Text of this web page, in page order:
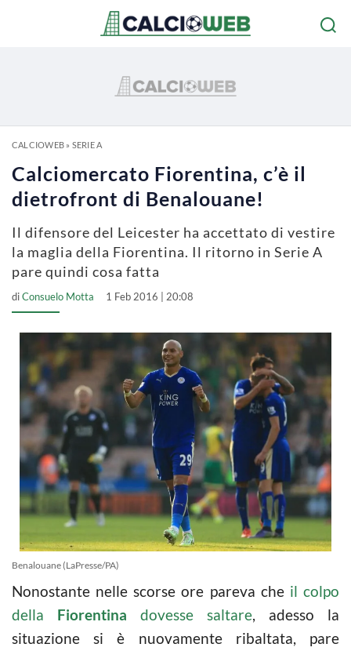
CALCIOWEB» SERIE A
Calciomercato Fiorentina, c’è il
dietrofront di Benalouane!
Il difensore del Leicester ha accettato di vestire
la maglia della Fiorentina. Il ritorno in Serie A
pare quindi cosa fatta
diConsuelo Motta 1 Feb 2016 | 20:08
Benalouane (LaPresse/PA)
Nonostante nelle scorse ore pareva che il colpo
della Fiorentina dovesse saltare, adesso la
situazione si è nuovamente ribaltata, pare